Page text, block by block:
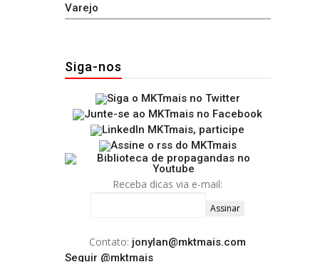
Varejo
Siga-nos
Receba dicas via e-mail:
Contato: jonylan@mktmais.com
Seguir @mktmais